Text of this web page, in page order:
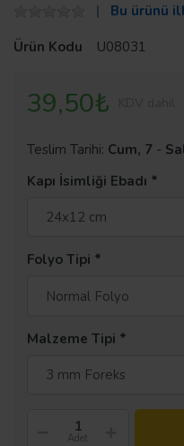
Bu ürünü
Ürün Kodu
U08031
39,50₺
Teslim Tarihi: Cum, 7 -
Kapı İsimliği Ebadı
Folyo Tipi
Malzeme Tipi
Adet